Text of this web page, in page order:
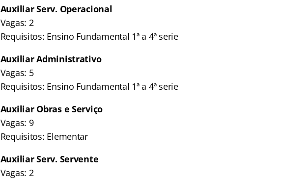
Auxiliar Serv. Operacional
Vagas: 2
Requisitos: Ensino Fundamental 1ª a 4ª serie
Auxiliar Administrativo
Vagas: 5
Requisitos: Ensino Fundamental 1ª a 4ª serie
Auxiliar Obras e Serviço
Vagas: 9
Requisitos: Elementar
Auxiliar Serv. Servente
Vagas: 2